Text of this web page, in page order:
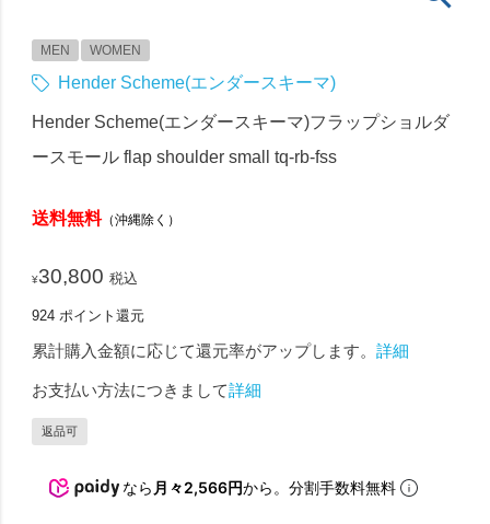
MEN WOMEN
Hender Scheme(エンダースキーマ)
Hender Scheme(エンダースキーマ)フラップショルダ
ースモール flap shoulder small tq-rb-fss
送料無料（沖縄除く）
¥30,800 税込
924 ポイント還元
累計購入金額に応じて還元率がアップします。詳細
お支払い方法につきまして詳細
返品可
なら 月々2,566円から。分割手数料無料